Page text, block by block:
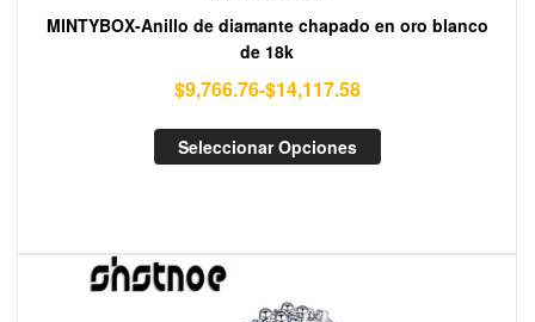
MINTYBOX-Anillo de diamante chapado en oro blanco
de 18k
$9,766.76-$14,117.58
Seleccionar Opciones